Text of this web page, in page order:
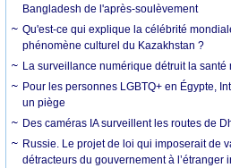
Bangladesh de l'après-soulèvement
Qu'est-ce qui explique la célébrité
phénomène culturel du Kazakhstan ?
La surveillance numérique détruit la santé
Pour les personnes LGBTQ+ en Égypte,
un piège
Des caméras IA surveillent les routes de
Russie. Le projet de loi qui imposerait de
détracteurs du gouvernement à l’étranger